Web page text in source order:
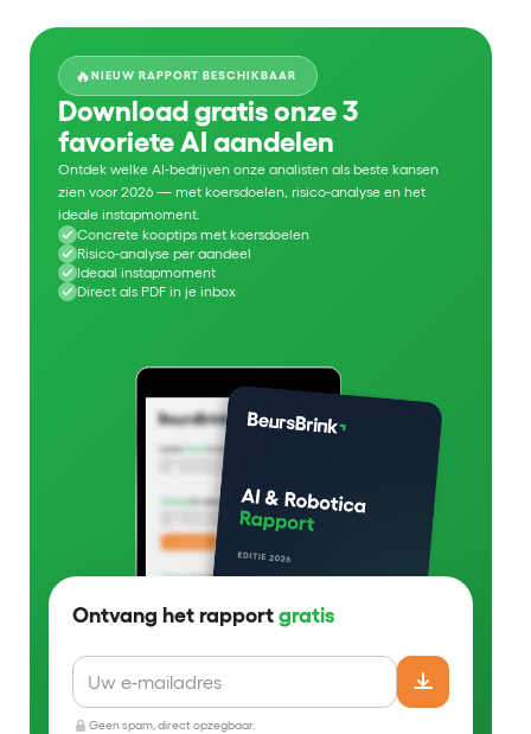
🔥NIEUW RAPPORT BESCHIKBAAR
Download gratis onze 3
favoriete AI aandelen
Ontdek welke AI-bedrijven onze analisten als beste kansen
zien voor 2026 — met koersdoelen, risico-analyse en het
ideale instapmoment.
Concrete kooptips met koersdoelen
Risico-analyse per aandeel
Ideaal instapmoment
Direct als PDF in je inbox
Ontvang het rapport gratis
Geen spam, direct opzegbaar.